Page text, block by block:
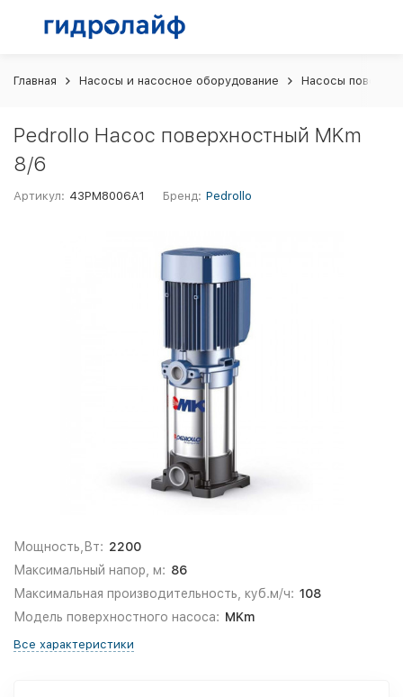
Главная Насосы и насосное оборудование Насосы
Pedrollo Насос поверхностный MKm
8/6
Артикул: 43PM8006A1 Бренд: Pedrollo
Мощность,Вт: 2200
Максимальный напор, м: 86
Максимальная производительность, куб.м/ч: 108
Модель поверхностного насоса: MKm
Все характеристики